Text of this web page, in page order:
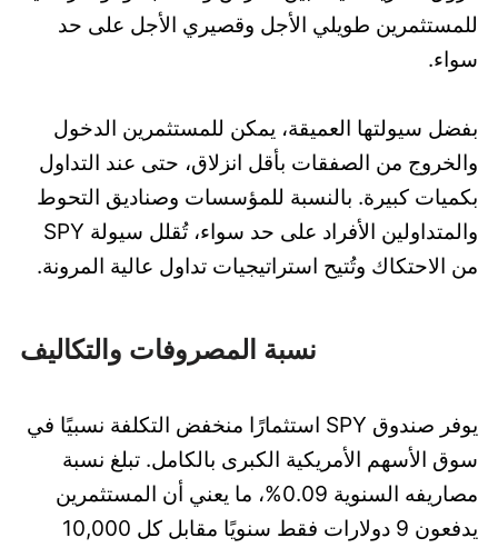
للمستثمرين طويلي الأجل وقصيري الأجل على حد
سواء.
بفضل سيولتها العميقة، يمكن للمستثمرين الدخول
والخروج من الصفقات بأقل انزلاق، حتى عند التداول
بكميات كبيرة. بالنسبة للمؤسسات وصناديق التحوط
والمتداولين الأفراد على حد سواء، تُقلل سيولة SPY
من الاحتكاك وتُتيح استراتيجيات تداول عالية المرونة.
نسبة المصروفات والتكاليف
يوفر صندوق SPY استثمارًا منخفض التكلفة نسبيًا في
سوق الأسهم الأمريكية الكبرى بالكامل. تبلغ نسبة
مصاريفه السنوية 0.09%، ما يعني أن المستثمرين
يدفعون 9 دولارات فقط سنويًا مقابل كل 10,000